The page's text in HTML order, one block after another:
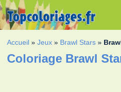
Accueil »Jeux » Brawl Stars »
Coloriage Brawl